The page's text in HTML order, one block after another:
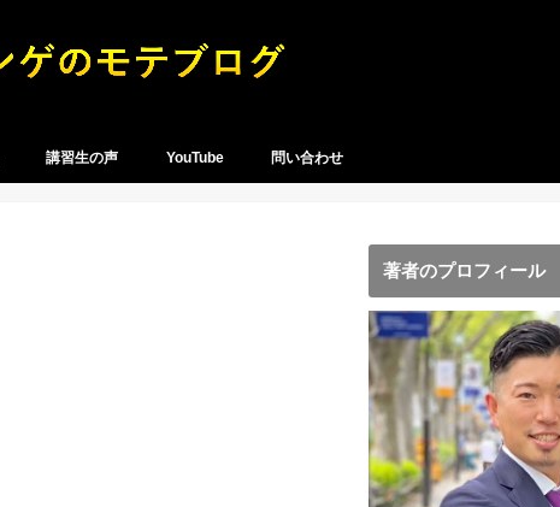
講習生の声 YouTube 問い合わせ
著者のプロフィール